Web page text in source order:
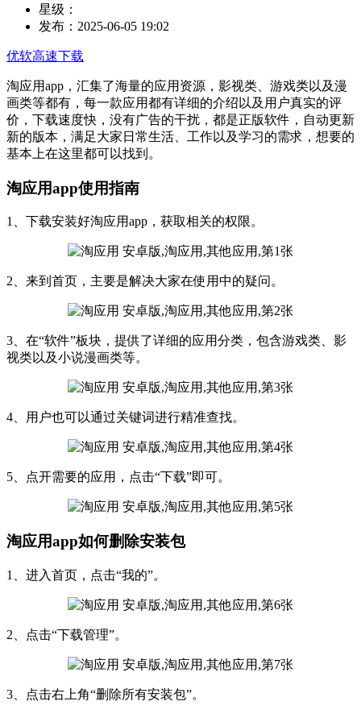
星级：
发布： 2025-06-05 19:02
优软高速下载
淘应用app，汇集了海量的应用资源，影视类、游戏类以及漫
画类等都有，每一款应用都有详细的介绍以及用户真实的评
价，下载速度快，没有广告的干扰，都是正版软件，自动更新
新的版本，满足大家日常生活、工作以及学习的需求，想要的
基本上在这里都可以找到。
淘应用app使用指南
1、下载安装好淘应用app，获取相关的权限。
2、来到首页，主要是解决大家在使用中的疑问。
3、在“软件”板块，提供了详细的应用分类，包含游戏类、影
视类以及小说漫画类等。
4、用户也可以通过关键词进行精准查找。
5、点开需要的应用，点击“下载”即可。
淘应用app如何删除安装包
1、进入首页，点击“我的”。
2、点击“下载管理”。
3、点击右上角“删除所有安装包”。